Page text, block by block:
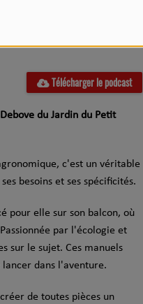
Télécharger le podcast
du Jardin du Petit
c'est un véritable
besoins et ses spécificités.
pour elle sur son balcon, où
par l'écologie et
sur le sujet. Ces manuels
dans l'aventure.
de toutes pièces un